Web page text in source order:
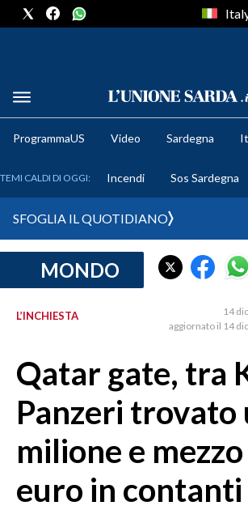
METEO
CRONACA SARDEGNA
PROVINCIA DI CAGLIARI
MEDIO CAMPIDANO
ORISTANO E PROVINCIA
SASSARI E PROVINCIA
GALLURA
NUORO E PROVINCIA
OGLIASTRA
ProgrammaUS Video Sardegna
TEMI CALDI DI OGGI: Incendi Sos Sardegna
SFOGLIA IL QUOTIDIANO
MONDO
L’INCHIESTA
14
aggiornato il 14
Qatar gate, tra
Panzeri trovato
milione e
euro in contanti